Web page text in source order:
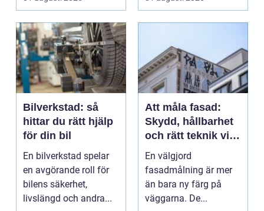
Bilverkstad: så
hittar du rätt hjälp
för din bil
En bilverkstad spelar
en avgörande roll för
bilens säkerhet,
livslängd och andra...
Att måla fasad:
Skydd, hållbarhet
och rätt teknik vid
fasadmålning
En välgjord
fasadmålning är mer
än bara ny färg på
väggarna. De...